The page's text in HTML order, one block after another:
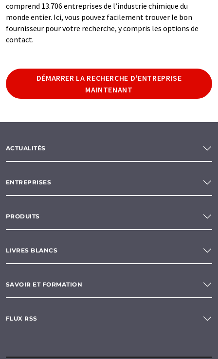
comprend 13.706 entreprises de l’industrie chimique du
monde entier. Ici, vous pouvez facilement trouver le bon
fournisseur pour votre recherche, y compris les options de
contact.
DÉMARRER LA RECHERCHE D'ENTREPRISE
MAINTENANT
ACTUALITÉS
ENTREPRISES
PRODUITS
LIVRES BLANCS
SAVOIR ET FORMATION
FLUX RSS